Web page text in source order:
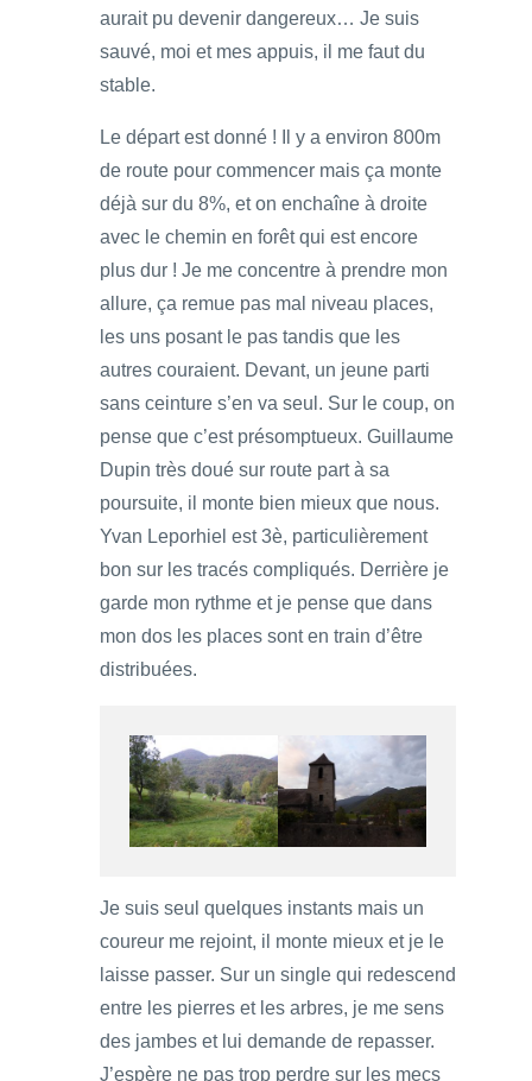
aurait pu devenir dangereux… Je suis
sauvé, moi et mes appuis, il me faut du
stable.
Le départ est donné ! Il y a environ 800m
de route pour commencer mais ça monte
déjà sur du 8%, et on enchaîne à droite
avec le chemin en forêt qui est encore
plus dur ! Je me concentre à prendre mon
allure, ça remue pas mal niveau places,
les uns posant le pas tandis que les
autres couraient. Devant, un jeune parti
sans ceinture s’en va seul. Sur le coup, on
pense que c’est présomptueux. Guillaume
Dupin très doué sur route part à sa
poursuite, il monte bien mieux que nous.
Yvan Leporhiel est 3è, particulièrement
bon sur les tracés compliqués. Derrière je
garde mon rythme et je pense que dans
mon dos les places sont en train d’être
distribuées.
Je suis seul quelques instants mais un
coureur me rejoint, il monte mieux et je le
laisse passer. Sur un single qui redescend
entre les pierres et les arbres, je me sens
des jambes et lui demande de repasser.
J’espère ne pas trop perdre sur les mecs